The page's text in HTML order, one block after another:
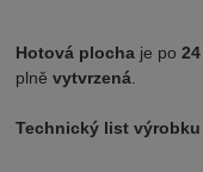
Hotová plocha je po
plněvytvrzená
Technický list výrobku